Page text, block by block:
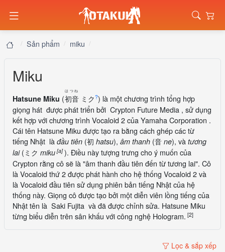
Sản phẩm miku
Miku
Hatsune Miku (初音
はつね
ミク?) là một chương trình tổng hợp
giọng hát được phát triển bởi Crypton Future Media , sử dụng
kết hợp với chương trình Vocaloid 2 của Yamaha Corporation .
Cái tên Hatsune Miku được tạo ra bằng cách ghép các từ
tiếng Nhật là đầu tiên (初 hatsu), âm thanh (音 ne), và tương
lai(ミク miku [a]). Điều này tượng trưng cho ý muốn của
Crypton rằng cô sẽ là "âm thanh đầu tiên đến từ tương lai". Cô
là Vocaloid thứ 2 được phát hành cho hệ thống Vocaloid 2 và
là Vocaloid đầu tiên sử dụng phiên bản tiếng Nhật của hệ
thống này. Giọng cô được tạo bởi một diễn viên lồng tiếng của
Nhật tên là Saki Fujita và đã được chỉnh sửa. Hatsune Miku
từng biểu diễn trên sân khấu với công nghệ Hologram. [2]
Lọc & sắp xếp